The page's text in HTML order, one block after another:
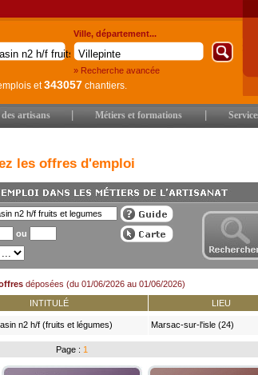
Ville, département...
» Recherche avancée
et343057 chantiers.
artisans Métiers et formations
les offres d'emploi
ou
déposées (du 01/06/2026 au 01/06/2026)
INTITULÉ
LIEU
n2 h/f (fruits et légumes) Marsac-sur-l'isle (24)
Page : 1